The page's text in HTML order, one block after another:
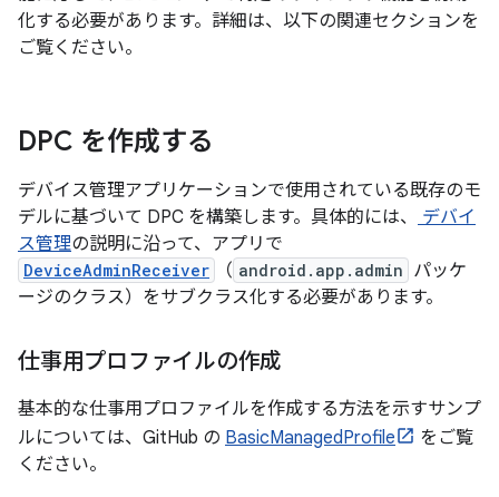
化する必要があります。詳細は、以下の関連セクションを
ご覧ください。
DPC を作成する
デバイス管理アプリケーションで使用されている既存のモ
デルに基づいて DPC を構築します。具体的には、
デバイ
ス管理の説明に沿って、アプリで
DeviceAdminReceiver （ android.app.admin パッケ
ージのクラス）をサブクラス化する必要があります。
仕事用プロファイルの作成
基本的な仕事用プロファイルを作成する方法を示すサンプ
ルについては、GitHub の BasicManagedProfile
をご覧
ください。